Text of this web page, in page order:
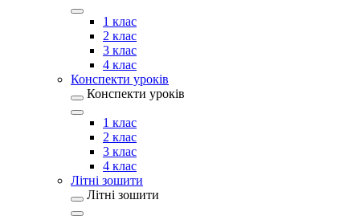
1 клас
2 клас
3 клас
4 клас
Конспекти уроків
Конспекти уроків
1 клас
2 клас
3 клас
4 клас
Літні зошити
Літні зошити